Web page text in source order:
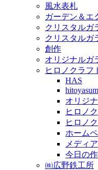
風水表札
ガーデン＆エ
クリスタルガ
クリスタルガ
創作
オリジナルガ
ヒロノクラフ
HAS
オリジ
ヒロノ
ヒロノ
ホーム
メディ
今日の
㈱広野鉄工所